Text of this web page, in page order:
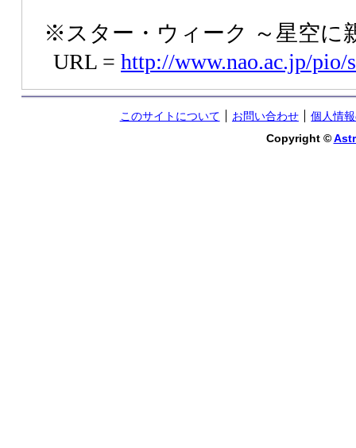
※スター・ウィーク ～星空に
URL = http://www.nao.ac.jp/pio/
このサイトについて お問い合わせ
個人情
Copyright ©